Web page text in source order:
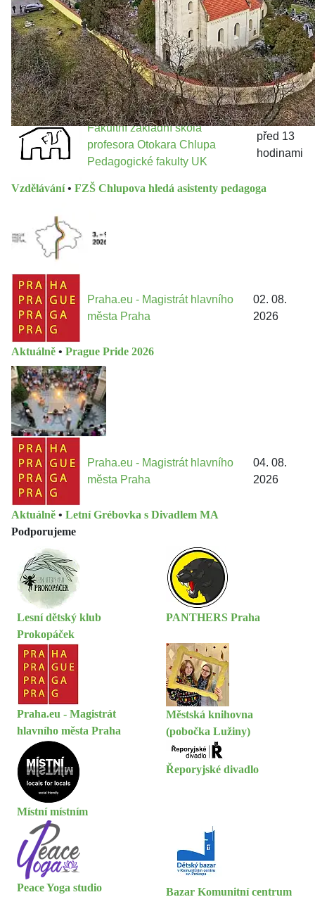
Třebonice a Chaby, kterou umožňuje nově schválený
Metropolitn...
Fakultní základní škola
profesora Otokara Chlupa
Pedagogické fakulty UK
před 13
hodinami
Vzdělávání • FZŠ Chlupova hledá asistenty pedagoga
Praha.eu - Magistrát hlavního
města Praha
02. 08.
2026
Aktuálně • Prague Pride 2026
Praha.eu - Magistrát hlavního
města Praha
04. 08.
2026
Aktuálně • Letní Grébovka s Divadlem MA
Podporujeme
Lesní dětský klub
Prokopáček
PANTHERS Praha
Praha.eu - Magistrát
hlavního města Praha
Městská knihovna
(pobočka Lužiny)
Místní místním
Řeporyjské divadlo
Peace Yoga studio Bazar Komunitní centrum